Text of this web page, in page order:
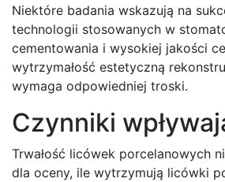
Niektóre badania wskazują na
technologii stosowanych w
cementowania i wysokiej jakości
wytrzymałość estetyczną
wymaga odpowiedniej troski.
Czynniki
Trwałość licówek porcelanowych
dla oceny, ile wytrzymują licówki